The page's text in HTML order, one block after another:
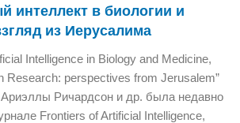
интеллект в биологии и
из Иерусалима
Intelligence in Biology and Medicine,
Research: perspectives from Jerusalem”
Ричардсон и др. была недавно
Frontiers of Artificial Intelligence,